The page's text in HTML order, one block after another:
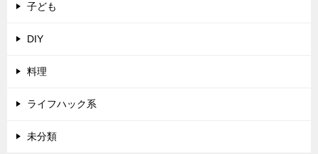
子ども
DIY
料理
ライフハック系
未分類